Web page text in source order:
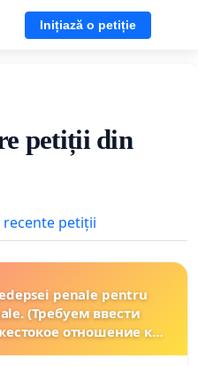
Inițiază o petiție
petiții din
recente petiții
penale pentru
ввести
отношение к